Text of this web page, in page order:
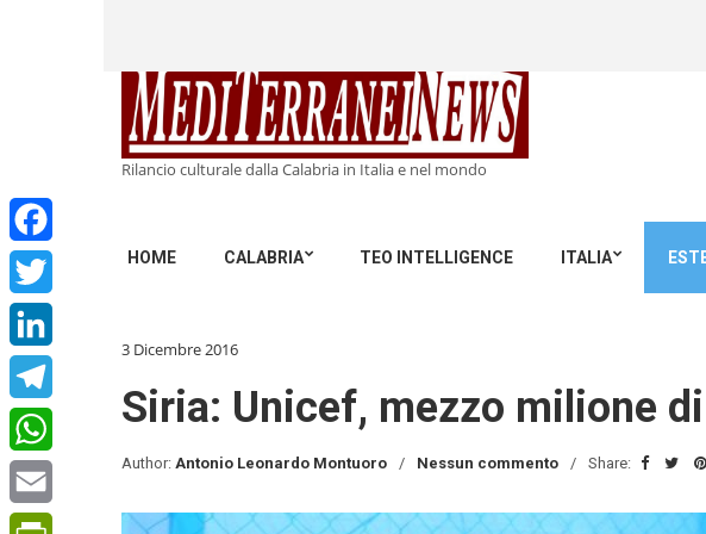
Rilancio culturale dalla Calabria in Italia e nel mondo
HOME CALABRIA TEO INTELLIGENCE ITALIA
Facebook
Twitter
LinkedIn
Telegram
WhatsApp
Email
3 Dicembre 2016
Siria: Unicef, mezzo milione
Author: Antonio Leonardo Montuoro Nessun commento Share: